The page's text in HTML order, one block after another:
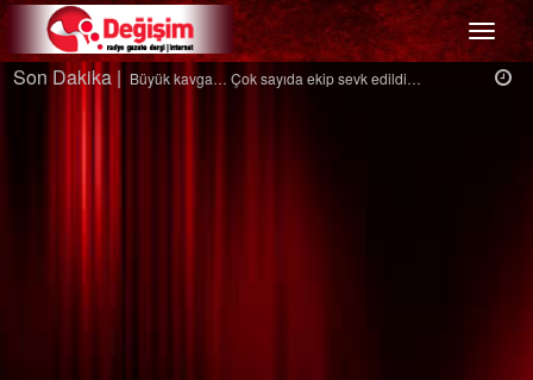
Menü
Son Dakika |Ağaçtan düştü…